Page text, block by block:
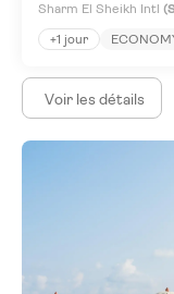
Sharm El Sheikh Intl
+1 jour
Voir les détails